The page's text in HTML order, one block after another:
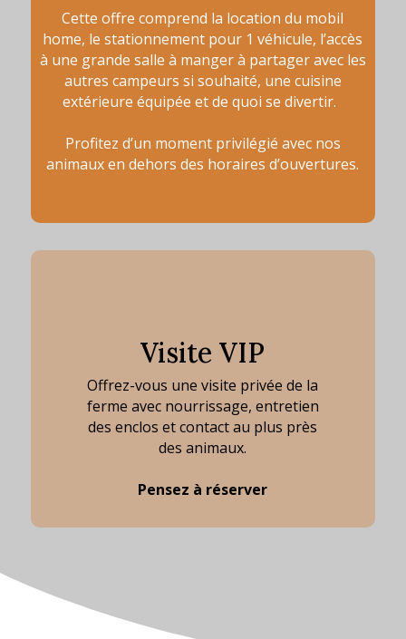
Cette offre comprend la location du mobil
home, le stationnement pour 1 véhicule, l’accès
à une grande salle à manger à partager avec les
autres campeurs si souhaité, une cuisine
extérieure équipée et de quoi se divertir.
Profitez d’un moment privilégié avec nos
animaux en dehors des horaires d’ouvertures.
Visite VIP
Offrez-vous une visite privée de la
ferme avec nourrissage, entretien
des enclos et contact au plus près
des animaux.
Pensez à réserver